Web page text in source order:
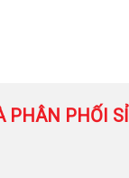
PHÂN PHỐI SỈ